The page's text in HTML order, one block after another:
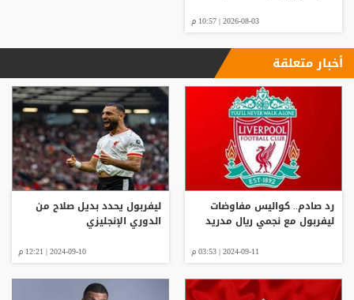
2026-08-03 | 10:57 م
أخبار متعلقة
رد صادم.. كواليس مفاوضات ​​​​​​​
ليفربول مع نجمي ريال مدريد
2024-09-11 | 03:53 م
ليفربول يحدد بديل صلاح من
الدوري الإنجليزي
2024-09-10 | 12:21 م